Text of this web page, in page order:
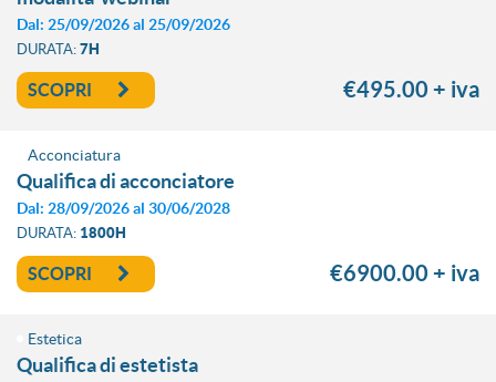
Dal: 25/09/2026 al 25/09/2026
DURATA: 7H
SCOPRI €495.00 + iva
Acconciatura
qualifica di acconciatore
Dal: 28/09/2026 al 30/06/2028
DURATA: 1800H
SCOPRI €6900.00 + iva
Estetica
qualifica di estetista